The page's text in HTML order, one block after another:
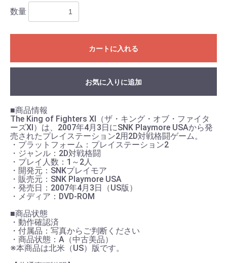
数量
カートに入れる
お買い物を続ける
お気に入りに追加
■商品情報
The King of Fighters XI（ザ・キング・オブ・ファイタ
ーズXI）は、2007年4月3日にSNK Playmore USAから発
売されたプレイステーション2用2D対戦格闘ゲーム。
・プラットフォーム：プレイステーション2
・ジャンル：2D対戦格闘
・プレイ人数：1～2人
・開発元：SNKプレイモア
・販売元：SNK Playmore USA
・発売日：2007年4月3日（US版）
・メディア：DVD-ROM
■商品状態
・動作確認済
・付属品：写真からご判断ください
・商品状態：A（中古美品）
※本商品は北米（US）版です。